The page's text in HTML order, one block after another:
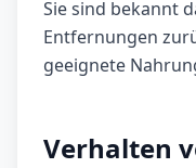
Sie sind bekannt
Entfernungen
geeignete
Verhalten